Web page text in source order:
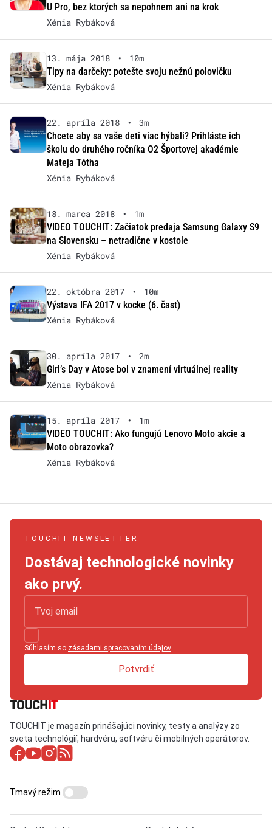
U Pro, bez ktorých sa nepohnem ani na krok
Xénia Rybáková
13. mája 2018 •
10m
Tipy na darčeky: potešte svoju nežnú polovičku
Xénia Rybáková
22. apríla 2018 •
3m
Chcete aby sa vaše deti viac hýbali? Prihláste ich
školu do druhého ročníka O2 Športovej akadémie
Mateja Tótha
Xénia Rybáková
18. marca 2018 •
1m
VIDEO TOUCHIT: Začiatok predaja Samsung Galaxy S9
na Slovensku – netradične v kostole
Xénia Rybáková
22. októbra 2017 •
10m
Výstava IFA 2017 v kocke (6. časť)
Xénia Rybáková
30. apríla 2017 •
2m
Girl’s Day v Atose bol v znamení virtuálnej reality
Xénia Rybáková
15. apríla 2017 •
1m
VIDEO TOUCHIT: Ako fungujú Lenovo Moto akcie a
Moto obrazovka?
Xénia Rybáková
TOUCHIT NEWSLETTER
Dostávaj technologické novinky
ako prvý.
Súhlasím so zásadami spracovaním údajov.
Potvrdiť
TOUCHIT je magazín prinášajúci novinky, testy a analýzy zo
sveta technológií, hardvéru, softvéru či mobilných operátorov.
Tmavý režim